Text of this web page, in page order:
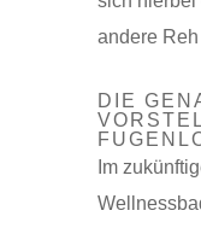
andere
DIE
Im